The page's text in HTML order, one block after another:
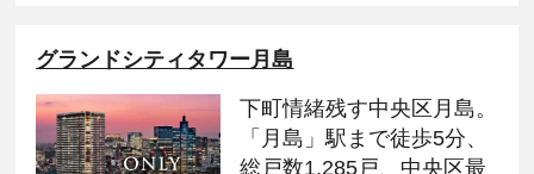
グランドシティタワー月島
下町情緒残す中央区月島。
「月島」駅まで徒歩5分、
総戸数1,285戸、中央区最